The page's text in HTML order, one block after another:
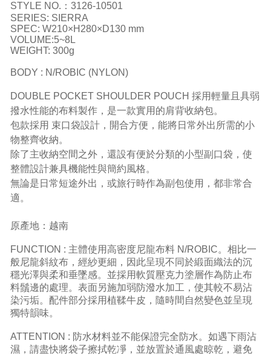
STYLE NO.：3126-10501
SERIES: SIERRA
SPEC: W210×H280×D130 mm
VOLUME:5~8L
WEIGHT: 300g
BODY : N/ROBIC (NYLON)
DOUBLE POCKET SHOULDER POUCH 採用輕量且具弱
撥水性能的布料製作，是一款實用的肩背收納包。
包款採用 束口袋設計，開合方便，能將日常外出所需的小
物整齊收納。
除了主收納空間之外，還設有便於分類的小型副口袋，使
整體設計兼具機能性與簡約風格。
無論是日常短途外出，或旅行時作為副包使用，都非常合
適。
原產地：越南
FUNCTION : 主體使用高密度尼龍布料 N/ROBIC。相比一
般尼龍斜紋布，經紗更細，因此呈現不同於緞面織法的沉
穩光澤與柔和垂墜感。並採用軟質壓克力塗層作為防止布
料鬚邊的處理。表面另施加弱防潑水加工，使其較不易沾
染污垢。配件部分採用植鞣牛皮，隨時間自然變色並呈現
獨特韻味。
ATTENTION : 防水材料並不能保證完全防水。如遇下雨沾
濕，請盡快將袋子擦拭乾凈，並放置於通風處晾乾，避免